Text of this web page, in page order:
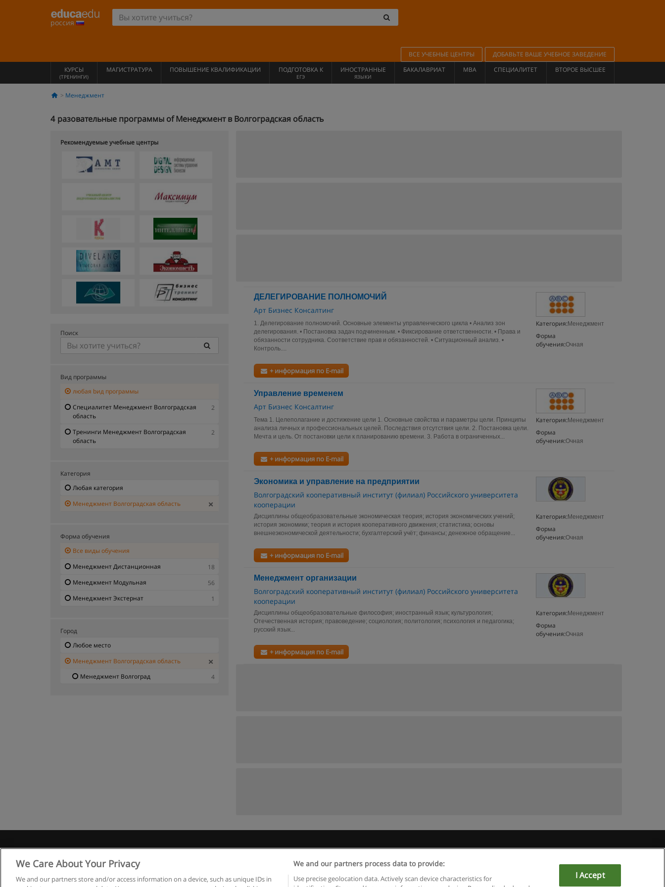
россия
ВСЕ УЧЕБНЫЕ ЦЕНТРЫ
ДОБАВЬТЕ ВАШЕ УЧЕБНОЕ ЗАВЕДЕНИЕ
КУРСЫ
(ТРЕНИНГИ)
МАГИСТРАТУРА ПОВЫШЕНИЕ КВАЛИФИКАЦИИ ПОДГОТОВКА К
ЕГЭ
ИНОСТРАННЫЕ
ЯЗЫКИ
БАКАЛАВРИАТ MBA СПЕЦИАЛИТЕТ ВТОРОЕ ВЫСШЕЕ
Менеджмент
4 разовательные программы of Менеджмент в Волгоградская область
ДЕЛЕГИРОВАНИЕ ПОЛНОМОЧИЙ
Арт Бизнес Консалтинг
Категория: Менеджмент
Форма
обучения:Очная
1. Делегирование полномочий. Основные элементы управленческого цикла • Анализ зон
делегирования. • Постановка задач подчиненным. • Фиксирование ответственности. • Права и
обязанности сотрудника. Соответствие прав и обязанностей. • Ситуационный анализ. •
Контроль....
+ информация по E-mail
Управление временем
Арт Бизнес Консалтинг
Категория: Менеджмент
Форма
обучения:Очная
Тема 1. Целеполагание и достижение цели 1. Основные свойства и параметры цели. Принципы
анализа личных и профессиональных целей. Последствия отсутствия цели. 2. Постановка цели.
Мечта и цель. От постановки цели к планированию времени. 3. Работа в ограниченных...
+ информация по E-mail
Экономика и управление на предприятии
Волгоградский кооперативный институт (филиал) Российского университета
кооперации
Категория: Менеджмент
Форма
обучения:Очная
Дисциплины общеобразовательные экономическая теория; история экономических учений;
история экономики; теория и история кооперативного движения; статистика; основы
внешнеэкономической деятельности; бухгалтерский учёт; финансы; денежное обращение...
+ информация по E-mail
Менеджмент организации
Волгоградский кооперативный институт (филиал) Российского университета
кооперации
Категория: Менеджмент
Форма
обучения:Очная
Дисциплины общеобразовательные философия; иностранный язык; культурология;
Отечественная история; правоведение; социология; политология; психология и педагогика;
русский язык...
+ информация по E-mail
Рекомендуемые учебные центры
Поиск
Вид программы
любая bид программы
Специалитет Менеджмент Волгоградская
область
2
Тренинги Менеджмент Волгоградская
область
2
Категория
Любая категория
Менеджмент Волгоградская область
Форма обучения
Все виды обучения
Менеджмент Дистанционная
18
Менеджмент Модульная
56
Менеджмент Экстернат
1
Город
Любое место
Менеджмент Волгоградская область
Менеджмент Волгоград
4
Copyright © Educaedu Business S.L. - CIF : B-95610580: -www.educaedu.ru
We Care About Your Privacy
We and our partners store and/or access information on a device, such as unique IDs in
We and our partners process data to provide:
Use precise geolocation data. Actively scan device characteristics for
I Accept